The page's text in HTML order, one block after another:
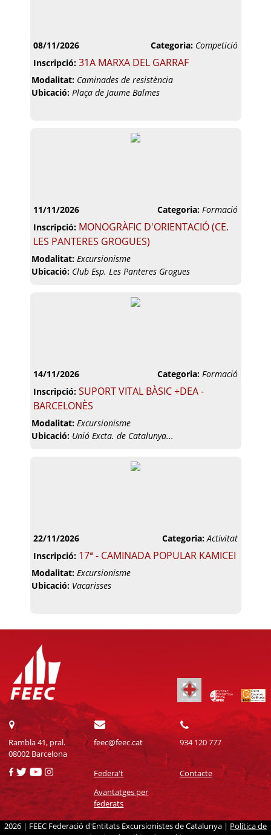
08/11/2026 Categoria: Competició
Inscripció: 31A MARXA DEL GARRAF
Modalitat: Caminades de resistència
Ubicació: Plaça de Jaume Balmes
11/11/2026 Categoria: Formació
Inscripció: MONOGRÀFIC D'ORIENTACIÓ (CE.
LES PANTERES GROGUES)
Modalitat: Excursionisme
Ubicació: Club Esp. Les Panteres Grogues
14/11/2026 Categoria: Formació
Inscripció: SUPORT VITAL BÀSIC +DEA -
BARCELONÈS
Modalitat: Excursionisme
Ubicació: Unió Excta. de Catalunya...
22/11/2026 Categoria: Activitat
Inscripció: 17ª - CAMINADA POPULAR KAMICEI
Modalitat: Excursionisme
Ubicació: Vacarisses
Rambla 41, pral.
08002 Barcelona
feec@feec.cat 934 120 777
Federa't
Avantatges per
federats
Contacte
2026 | FEEC Federació d'Entitats Excursionistes de Catalunya | Política de